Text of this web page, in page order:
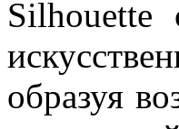
Silhouette
образуя